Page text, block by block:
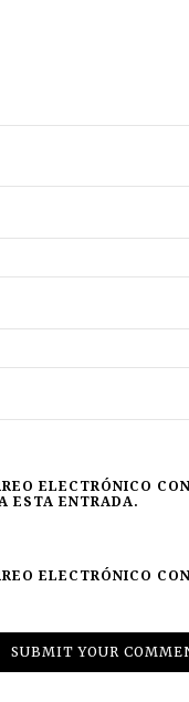
ELECTRÓNICO
ESTA ENTRADA.
ELECTRÓNICO